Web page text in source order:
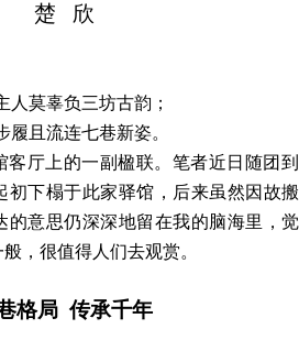
楚 欣
人莫辜负三坊古韵；
履且流连七巷新姿。
客厅上的一副楹联。笔者近日随团到
初下榻于此家驿馆，后来虽然因故搬
的意思仍深深地留在我的脑海里，觉
，很值得人们去观赏。
格局 传承千年